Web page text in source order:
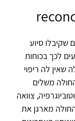
שקיבלו סיוע
לכך בכוחות
לה ריפוי
משלים
צוואה
החולה מארגן את